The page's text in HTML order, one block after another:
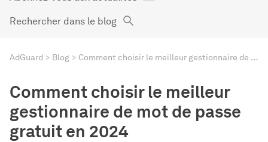
Rechercher dans le blog
AdGuard Blog Comment choisir le meilleur gestionnaire de mot de passe gratuit en 2024
Comment choisir le meilleur
gestionnaire de mot de passe
gratuit en 2024